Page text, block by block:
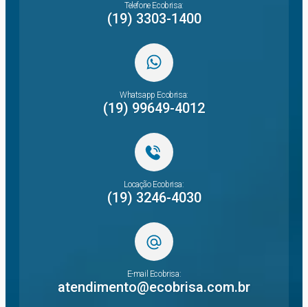
Telefone Ecobrisa:
(19) 3303-1400
Whatsapp Ecobrisa:
(19) 99649-4012
Locação Ecobrisa:
(19) 3246-4030
E-mail Ecobrisa:
atendimento@ecobrisa.com.br